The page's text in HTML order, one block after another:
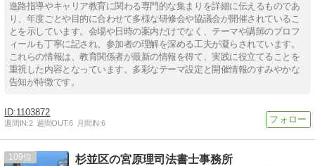
進路指導やキャリア教育に関わる専門的な集まりを詳細に伝えるものであ
り、年度ごとや目的に合わせて多様な研修会や協議会が開催されているこ
とを示しています。会場や日時の案内だけでなく、テーマや講師のプロフ
ィールも丁寧に記され、参加者の理解を深める工夫が凝らされています。
これらの情報は、教育関係者が最新の情報を得て、実践に役立てることを
重視した内容となっています。多彩なテーマ設定と開催情報のすみやかな
告知が特徴です。
1103872
週間IN:2 週間OUT:6 月間IN:6
109 杉並区の宮原理司法書士事務所